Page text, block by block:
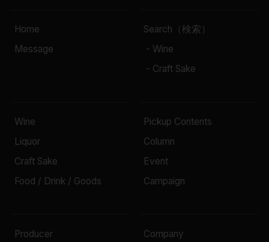
Home
Message
Search（検索）
- Wine
- Craft Sake
Wine
Liquor
Craft Sake
Food / Drink / Goods
Pickup Contents
Column
Event
Campaign
Producer
Company